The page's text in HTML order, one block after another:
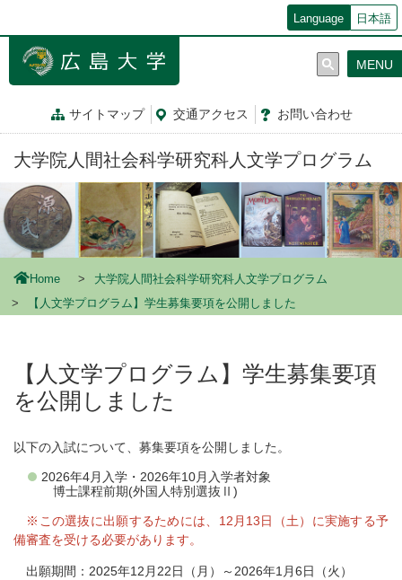
ン
動
Language 日本語
サイトマップ 交通アクセス お問い合わせ
MENU
大学院人間社会科学研究科人文学プログラム
Home
大学院人間社会科学研究科人文学プログラム
【人文学プログラム】学生募集要項を公開しました
【人文学プログラム】学生募集要項
を公開しました
以下の入試について、募集要項を公開しました。
2026年4月入学・2026年10月入学者対象
博士課程前期(外国人特別選抜Ⅱ)
※この選抜に出願するためには、12月13日（土）に実施する予
備審査を受ける必要があります。
出願期間：2025年12月22日（月）～2026年1月6日（火）